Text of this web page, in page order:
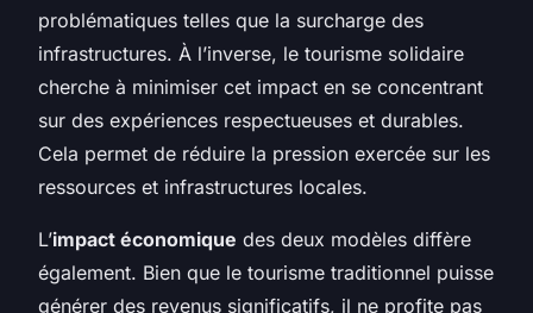
problématiques telles que la surcharge des
infrastructures. À l’inverse, le tourisme solidaire
cherche à minimiser cet impact en se concentrant
sur des expériences respectueuses et durables.
Cela permet de réduire la pression exercée sur les
ressources et infrastructures locales.
L’impact économique des deux modèles diffère
également. Bien que le tourisme traditionnel puisse
générer des revenus significatifs, il ne profite pas